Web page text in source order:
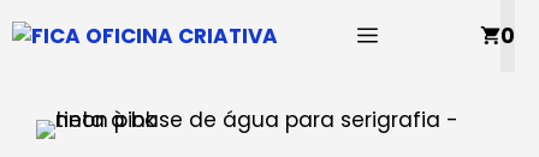
para
MENU 0